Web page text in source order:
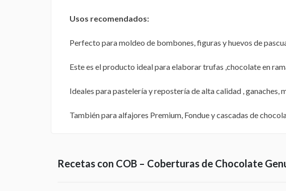
Usos recomendados:
Perfecto para moldeo de bombones, figuras y huevos de
Este es el producto ideal para elaborar trufas ,chocolate en
Ideales para pastelería y repostería de alta calidad , ganaches,
También para alfajores Premium, Fondue y cascadas de
Recetas con COB – Coberturas de Chocolate